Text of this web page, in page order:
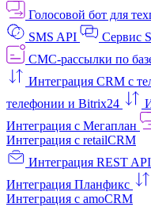
Голосовой бот для
SMS API
Сервис
СМС-рассылки по
Интеграция CRM с
телефонии и Bitrix24
Интеграция с Мегаплан
Интеграция с retailCRM
Интеграция REST API
Интеграция Планфикс
Интеграция с amoCRM